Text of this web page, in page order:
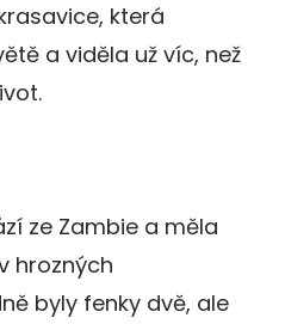
která
a viděla už víc, než
ze Zambie a měla
hrozných
byly fenky dvě, ale